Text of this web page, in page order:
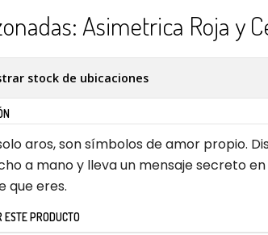
Asimetrica Roja y
stock de ubicaciones
aros, son símbolos de amor propio.
a mano y lleva un mensaje secreto
que eres.
ESTE PRODUCTO